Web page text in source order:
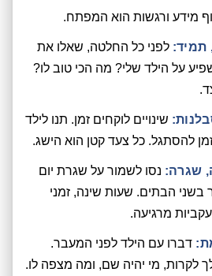
מידע ורגשות הוא המפתח.
תמיד: לפני כל החלטה, שאלו את
על הילד שלי? מה הכי טוב לו?
שינויים לוקחים זמן. תנו לילד
להסתגל. כל צעד קטן הוא הישג.
שגרה: נסו לשמור על שגרת יום
הבתים. שעות שינה, זמני
מרגיעה.
דברו עם הילד לפני המעבר.
לקרות, מי יהיה שם, ומה מצפה לו.